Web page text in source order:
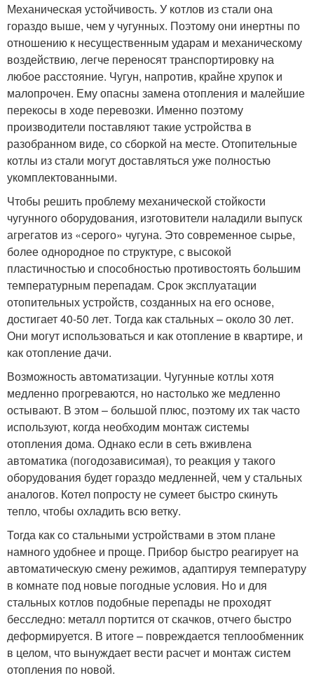
Механическая устойчивость. У котлов из стали она
гораздо выше, чем у чугунных. Поэтому они инертны по
отношению к несущественным ударам и механическому
воздействию, легче переносят транспортировку на
любое расстояние. Чугун, напротив, крайне хрупок и
малопрочен. Ему опасны замена отопления и малейшие
перекосы в ходе перевозки. Именно поэтому
производители поставляют такие устройства в
разобранном виде, со сборкой на месте. Отопительные
котлы из стали могут доставляться уже полностью
укомплектованными.
Чтобы решить проблему механической стойкости
чугунного оборудования, изготовители наладили выпуск
агрегатов из «серого» чугуна. Это современное сырье,
более однородное по структуре, с высокой
пластичностью и способностью противостоять большим
температурным перепадам. Срок эксплуатации
отопительных устройств, созданных на его основе,
достигает 40-50 лет. Тогда как стальных – около 30 лет.
Они могут использоваться и как отопление в квартире, и
как отопление дачи.
Возможность автоматизации. Чугунные котлы хотя
медленно прогреваются, но настолько же медленно
остывают. В этом – большой плюс, поэтому их так часто
используют, когда необходим монтаж системы
отопления дома. Однако если в сеть вживлена
автоматика (погодозависимая), то реакция у такого
оборудования будет гораздо медленней, чем у стальных
аналогов. Котел попросту не сумеет быстро скинуть
тепло, чтобы охладить всю ветку.
Тогда как со стальными устройствами в этом плане
намного удобнее и проще. Прибор быстро реагирует на
автоматическую смену режимов, адаптируя температуру
в комнате под новые погодные условия. Но и для
стальных котлов подобные перепады не проходят
бесследно: металл портится от скачков, отчего быстро
деформируется. В итоге – повреждается теплообменник
в целом, что вынуждает вести расчет и монтаж систем
отопления по новой.